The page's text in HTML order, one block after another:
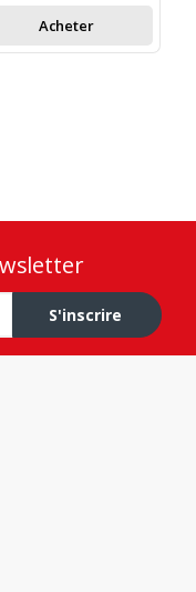
Acheter
S'inscrire